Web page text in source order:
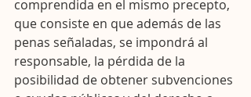
comprendida en el mismo precepto,
que consiste en que además de las
penas señaladas, se impondrá al
responsable, la pérdida de la
posibilidad de obtener subvenciones